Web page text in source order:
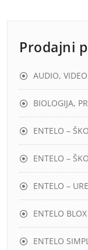
Prodajni
AUDIO,
BIOLOGIJA,
ENTELO –
ENTELO –
ENTELO –
ENTELO
ENTELO